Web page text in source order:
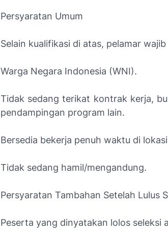
Persyaratan Umum
Selain kualifikasi di atas, pelamar
Warga Negara Indonesia (WNI).
Tidak sedang terikat kontrak kerja,
pendampingan program lain.
Bersedia bekerja penuh waktu di
Tidak sedang hamil/mengandung.
Persyaratan Tambahan Setelah Lulus
Peserta yang dinyatakan lolos seleksi